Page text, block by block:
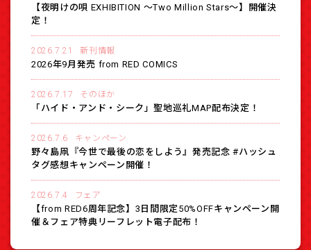
【夜明けの唄 EXHIBITION 〜Two Million Stars〜】開催決
定！
2026.7.21 新刊情報
2026年9月発売 from RED COMICS
2026.7.17 そのほか
「ハイド・アンド・シーク」聖地巡礼MAP配布決定！
2026.7.6 キャンペーン
野々島凧『今世で最後の恋をしよう』発売記念 #ハッシュ
タグ感想キャンペーン開催！
2026.7.4 フェア
【from RED6周年記念】3日間限定50%OFFキャンペーン開
催＆フェア特典リーフレット電子配布！